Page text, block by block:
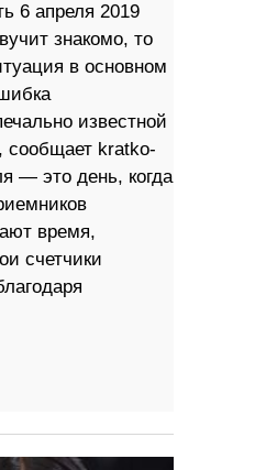
6 апреля 2019
знакомо, то
в основном
известной
сообщает kratko-
— это день, когда
время,
счетчики